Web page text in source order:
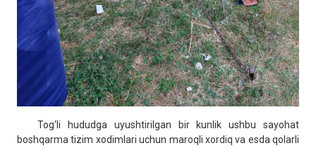
Tog‘li hududga uyushtirilgan bir kunlik ushbu sayohat
boshqarma tizim xodimlari uchun maroqli xordiq va esda qolarli